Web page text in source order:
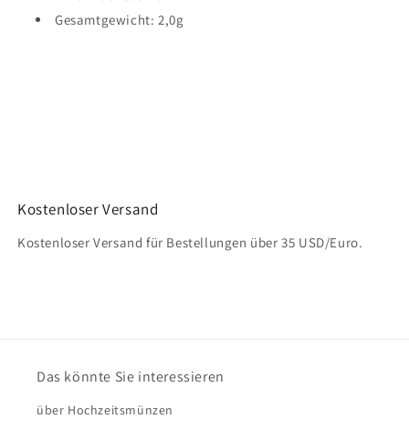
Gesamtgewicht: 2,0g
Kostenloser Versand
Kostenloser Versand für Bestellungen über 35 USD/Euro.
Das könnte Sie interessieren
über Hochzeitsmünzen